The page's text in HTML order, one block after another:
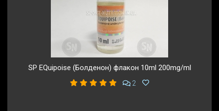
SP EQuipoise (Болденон) флакон 10ml 200mg/ml
2